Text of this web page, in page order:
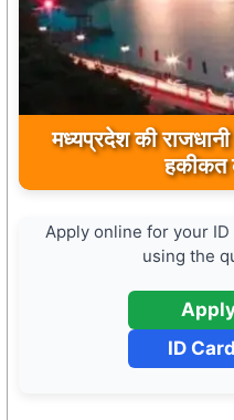
मध्यप्रदेश की
हकीकत
मुख्यमंत्री डॉ. मोहन
का अवलोकन कर पर्यटन
Apply online for your
using the
ID